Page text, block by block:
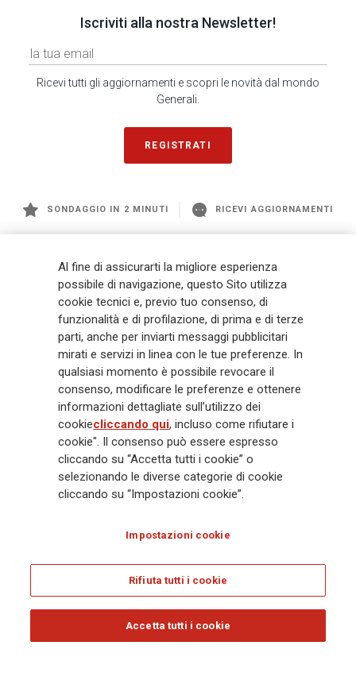
Iscriviti alla nostra Newsletter!
Ricevi tutti gli aggiornamenti e scopri le novità dal mondo
Generali.
REGISTRATI
SONDAGGIO IN 2 MINUTI RICEVI AGGIORNAMENTI
management a livello globale, con premi complessivi pari a € 98,1
miliardi e € 900 miliardi di AUM nel 2025. Fondato nel 1831, con oltre 88
mila dipendenti e 163 mila agenti che servono 75 milioni di clienti, il
Gruppo ha una posizione di leadership in Europa e una presenza
crescente in Asia e America. Al centro della strategia di Generali c'è il suo
impegno Lifetime Partner verso i clienti, realizzato attraverso soluzioni
innovative e personalizzate, un'esperienza cliente di prima classe e le sue
capacità di distribuzione globale digitalizzata. Il Gruppo ha
completamente integrato la sostenibilità in tutte le scelte strategiche, con
l'obiettivo di creare valore per tutti gli stakeholder mentre costruisce una
società più equa e resiliente.
Legal Info Cookie Policy Privacy & GDPR
Al fine di assicurarti la migliore esperienza
possibile di navigazione, questo Sito utilizza
cookie tecnici e, previo tuo consenso, di
funzionalità e di profilazione, di prima e di terze
parti, anche per inviarti messaggi pubblicitari
mirati e servizi in linea con le tue preferenze. In
qualsiasi momento è possibile revocare il
consenso, modificare le preferenze e ottenere
informazioni dettagliate sull’utilizzo dei
cookiecliccando qui, incluso come rifiutare i
cookie". Il consenso può essere espresso
cliccando su “Accetta tutti i cookie” o
selezionando le diverse categorie di cookie
cliccando su “Impostazioni cookie”.
Impostazioni cookie
Rifiuta tutti i cookie
Accetta tutti i cookie